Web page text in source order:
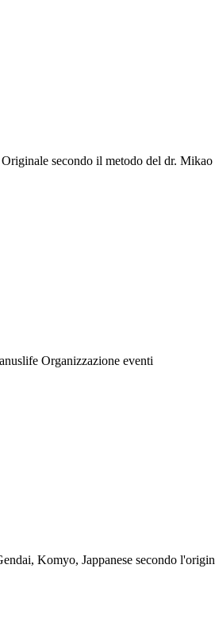
secondo il metodo del dr.
Organizzazione eventi
Komyo, Jappanese secondo